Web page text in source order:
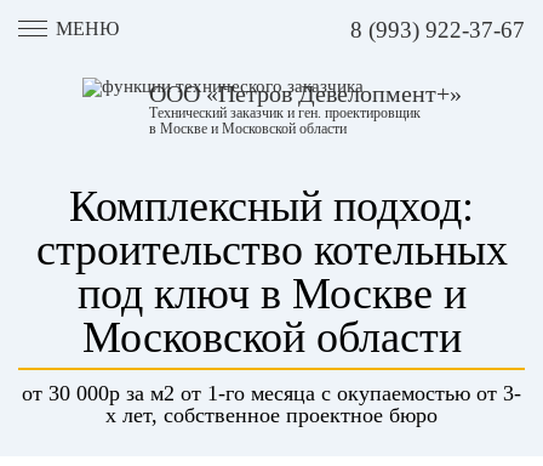
ООО «Петров Девелопмент+»
Технический заказчик и ген. проектировщик
в Москве и Московской области
МЕНЮ 8 (993) 922-37-67
Комплексный подход:
строительство котельных
под ключ в Москве и
Московской области
от 30 000р за м2 от 1-го месяца с окупаемостью от 3-
х лет, собственное проектное бюро